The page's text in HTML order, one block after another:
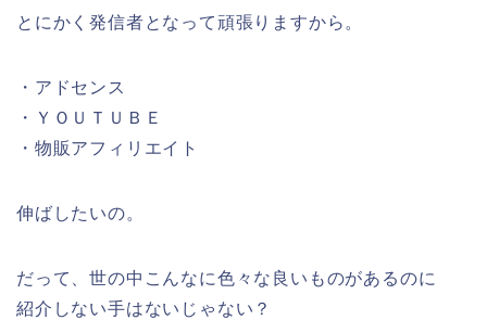
とにかく発信者となって頑張りますから。
・アドセンス
・ＹＯＵＴＵＢＥ
・物販アフィリエイト
伸ばしたいの。
だって、世の中こんなに色々な良いものがあるのに
紹介しない手はないじゃない？